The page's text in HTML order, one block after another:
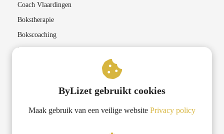
Coach Vlaardingen
Bokstherapie
Bokscoaching
Lichaamsgerichte therapieën
Lifecoach Rotterdam
Transformatiecoaching Rotterdam
ByLizet gebruikt cookies
Maak gebruik van een veilige website Privacy policy